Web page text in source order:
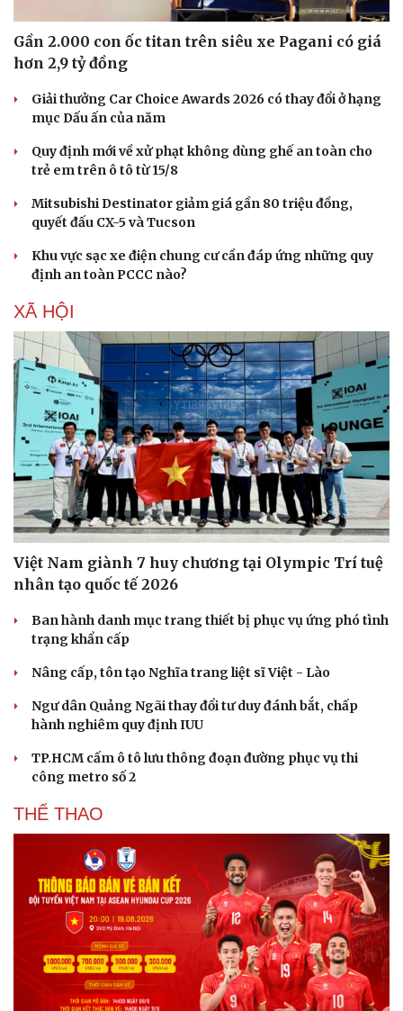
Du lịch
Săn Tour
check-in
Đọc truyện đêm khuya
Gần 2.000 con ốc titan trên siêu xe Pagani có giá
hơn 2,9 tỷ đồng
Giải thưởng Car Choice Awards 2026 có thay đổi ở hạng
mục Dấu ấn của năm
Quy định mới về xử phạt không dùng ghế an toàn cho
trẻ em trên ô tô từ 15/8
Mitsubishi Destinator giảm giá gần 80 triệu đồng,
quyết đấu CX-5 và Tucson
Khu vực sạc xe điện chung cư cần đáp ứng những quy
định an toàn PCCC nào?
XÃ HỘI
Việt Nam giành 7 huy chương tại Olympic Trí tuệ
nhân tạo quốc tế 2026
Ban hành danh mục trang thiết bị phục vụ ứng phó tình
trạng khẩn cấp
Nâng cấp, tôn tạo Nghĩa trang liệt sĩ Việt - Lào
Ngư dân Quảng Ngãi thay đổi tư duy đánh bắt, chấp
hành nghiêm quy định IUU
TP.HCM cấm ô tô lưu thông đoạn đường phục vụ thi
công metro số 2
THỂ THAO